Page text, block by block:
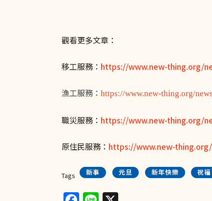
觀看更多文章：
移工服務： https://www.new-thing.org/
漁工服務： https://www.new-thing.org/
職災服務： https://www.new-thing.org/
原住民服務： https://www.new-
Tags 新事 元旦 新年快樂 祝福